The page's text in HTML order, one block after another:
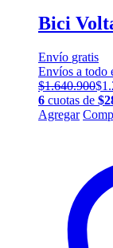
Bici
Envío gratis
Envíos a todo
$1.640.900$
6 cuotas de $
Agregar Este
Las
se
pueden
elegir